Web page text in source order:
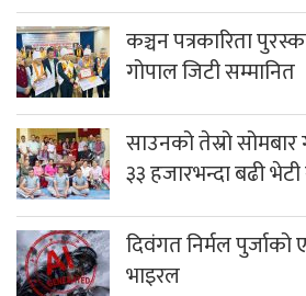
कञ्चन पत्रकारिता
गोपाल जिटी सम्मानित
साउनको तेस्रो
३३ हजारभन्दा बढी
दिवंगत निर्मल
भाइरल